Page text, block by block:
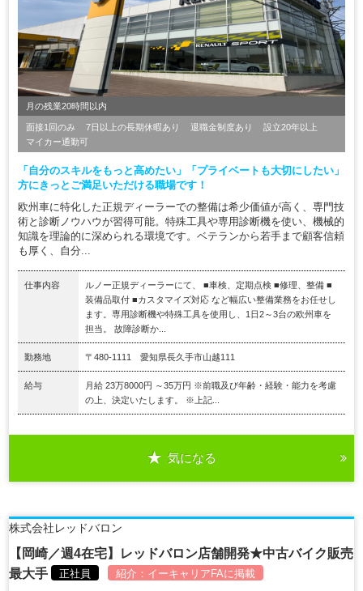
月の残業20時間以内
面接1回のみ 7日以上の長期休暇あり 退職金制度あり
設立20年以上
マイカー通勤可
「自分のスキルをもっと高めたい」「プライベートも大切にしたい」
方にきっとご満足いただける職場です！
欧州車に特化した正規ディーラーでの整備は希少価値が高く、専門技
術と診断ノウハウが習得可能。特殊工具や専用診断機を使い、機械的
知識を理論的に深められる環境です。ベテランから若手まで顧客信頼
も厚く、自分...
仕事内容
ルノー正規ディーラーにて、 ■車検、定期点検 ■修理、整備 ■
装備品取付 ■カスタマイズ対応 など幅広い整備業務をお任せし
ます。専用診断機や特殊工具を使用し、1日2～3台の欧州車を
担当。 故障診断か...
勤務地 〒480-1111 愛知県長久手市山越111
給与
月給 23万8000円 ～35万円 ※前職及び年齢・経験・能力を考慮
の上、決定いたします。 ※上記...
気になる
株式会社レッドバロン
【岡崎／週4在宅】レッドバロン店舗開発★中古バイク販売
最大手
正社員 紹介： イーキャリアFAに掲載